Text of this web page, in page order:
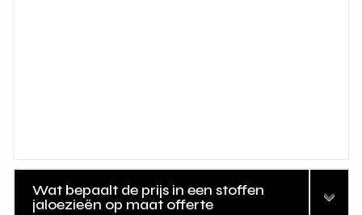
Wat bepaalt de prijs in een stoffen
jaloezieën op maat offerte